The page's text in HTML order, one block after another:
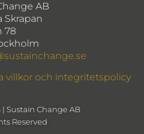
AB
Skrapan
78
villkor och integritetspolicy
Sustain Change AB
Reserved